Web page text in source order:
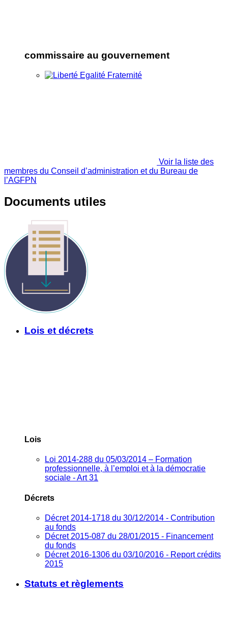
commissaire au gouvernement
Voir la liste des
membres du Conseil d’administration et du Bureau de
l’AGFPN
Documents utiles
Lois et décrets
Lois
Loi 2014-288 du 05/03/2014 – Formation
professionnelle, à l’emploi et à la démocratie
sociale - Art 31
Décrets
Décret 2014-1718 du 30/12/2014 - Contribution
au fonds
Décret 2015-087 du 28/01/2015 - Financement
du fonds
Décret 2016-1306 du 03/10/2016 - Report crédits
2015
Statuts et règlements